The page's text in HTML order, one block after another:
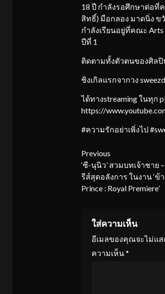
18 ปี กำลังรอศึกษาต่อที่
สิทธิ์) มือกลอง มาดนิ่ง ข
กำลังเรียนอยู่ที่คณะ Arts
ปีที่ 1
ติดตามทั้งตัวตนของศิลปิ
ซิงเกิลแรกจากวง
ได้ทางstreaming ในทุก
https://
#ความรักอย่าเพิ่งไป
Continue
Reading
Previous
‘ซี-นุนิว’ สวมบทเจ้าชาย
รีส์สุดอลังการ ในงาน ‘ข้
Prince : Royal Premiere’
ใส่ความเห็น
อีเมลของคุณจะไม่แ
ความเห็น*